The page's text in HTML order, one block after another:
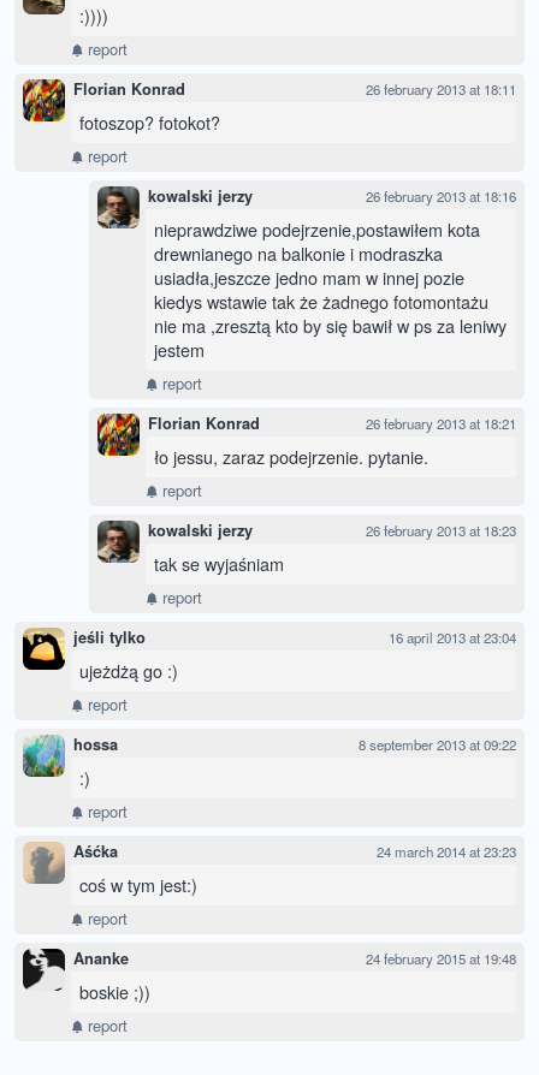
:))))
report
Florian Konrad 26 february 2013 at 18:11
fotoszop? fotokot?
report
kowalski jerzy 26 february 2013 at 18:16
nieprawdziwe podejrzenie,postawiłem kota
drewnianego na balkonie i modraszka
usiadła,jeszcze jedno mam w innej pozie
kiedys wstawie tak że żadnego fotomontażu
nie ma ,zresztą kto by się bawił w ps za leniwy
jestem
report
Florian Konrad 26 february 2013 at 18:21
ło jessu, zaraz podejrzenie. pytanie.
report
kowalski jerzy 26 february 2013 at 18:23
tak se wyjaśniam
report
jeśli tylko 16 april 2013 at 23:04
ujeżdżą go :)
report
hossa 8 september 2013 at 09:22
:)
report
Aśćka 24 march 2014 at 23:23
coś w tym jest:)
report
Ananke 24 february 2015 at 19:48
boskie ;))
report